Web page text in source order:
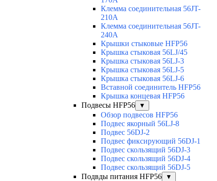
Клемма соединительная 56JT-
210A
Клемма соединительная 56JT-
240A
Крышки стыковые HFP56
Крышка стыковая 56LJ/45
Крышка стыковая 56LJ-3
Крышка стыковая 56LJ-5
Крышка стыковая 56LJ-6
Вставной соединитель HFP56
Крышка концевая HFP56
Подвесы HFP56
▼
Обзор подвесов HFP56
Подвес якорный 56LJ-8
Подвес 56DJ-2
Подвес фиксирующий 56DJ-1
Подвес скользящий 56DJ-3
Подвес скользящий 56DJ-4
Подвес скользящий 56DJ-5
Подвды питания HFP56
▼